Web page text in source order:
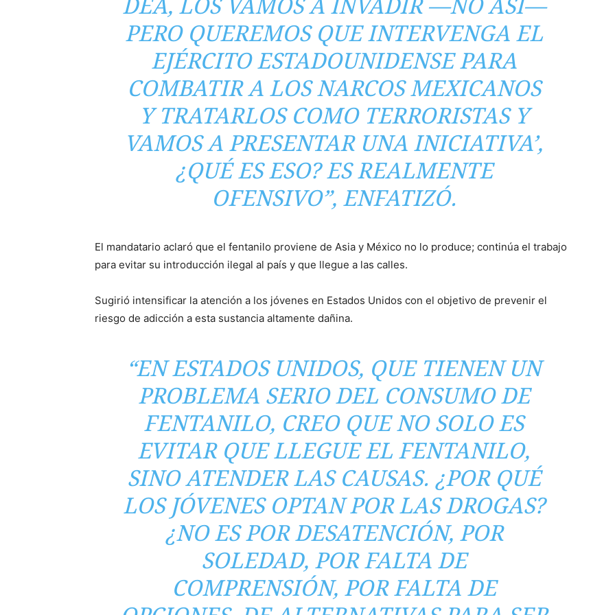
DEA, LOS VAMOS A INVADIR —NO ASÍ—
PERO QUEREMOS QUE INTERVENGA EL
EJÉRCITO ESTADOUNIDENSE PARA
COMBATIR A LOS NARCOS MEXICANOS
Y TRATARLOS COMO TERRORISTAS Y
VAMOS A PRESENTAR UNA INICIATIVA’,
¿QUÉ ES ESO? ES REALMENTE
OFENSIVO”, ENFATIZÓ.
El mandatario aclaró que el fentanilo proviene de Asia y México no lo produce; continúa el trabajo
para evitar su introducción ilegal al país y que llegue a las calles.
Sugirió intensificar la atención a los jóvenes en Estados Unidos con el objetivo de prevenir el
riesgo de adicción a esta sustancia altamente dañina.
“EN ESTADOS UNIDOS, QUE TIENEN UN
PROBLEMA SERIO DEL CONSUMO DE
FENTANILO, CREO QUE NO SOLO ES
EVITAR QUE LLEGUE EL FENTANILO,
SINO ATENDER LAS CAUSAS. ¿POR QUÉ
LOS JÓVENES OPTAN POR LAS DROGAS?
¿NO ES POR DESATENCIÓN, POR
SOLEDAD, POR FALTA DE
COMPRENSIÓN, POR FALTA DE